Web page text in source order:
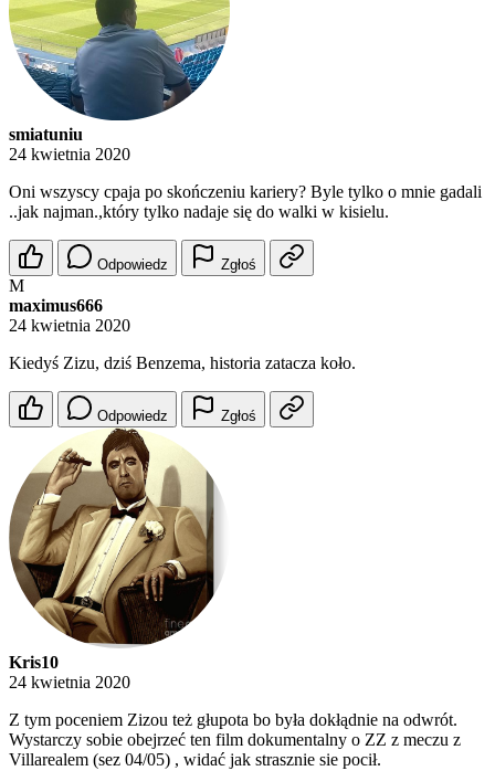
smiatuniu
24 kwietnia 2020
Oni wszyscy cpaja po skończeniu kariery? Byle tylko o mnie gadali
..jak najman.,który tylko nadaje się do walki w kisielu.
Odpowiedz Zgłoś
M
maximus666
24 kwietnia 2020
Kiedyś Zizu, dziś Benzema, historia zatacza koło.
Odpowiedz Zgłoś
Kris10
24 kwietnia 2020
Z tym poceniem Zizou też głupota bo była dokłądnie na odwrót.
Wystarczy sobie obejrzeć ten film dokumentalny o ZZ z meczu z
Villarealem (sez 04/05) , widać jak strasznie sie pocił.